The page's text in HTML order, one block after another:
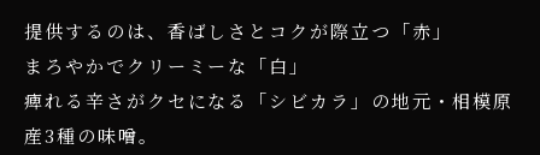
提供するのは、香ばしさとコクが際立つ「赤」
まろやかでクリーミーな「白」
痺れる辛さがクセになる「シビカラ」の地元・相模原
産3種の味噌。